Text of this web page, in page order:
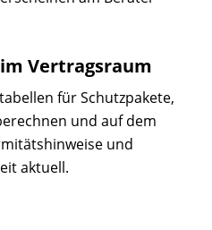
Vertragsraum
für Schutzpakete,
und auf dem
und
aktuell.